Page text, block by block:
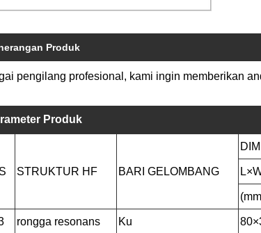
Produk
pengilang profesional, kami ingin memberikan
Produk
STRUKTUR HF BARI GELOMBANG
rongga resonans Ku